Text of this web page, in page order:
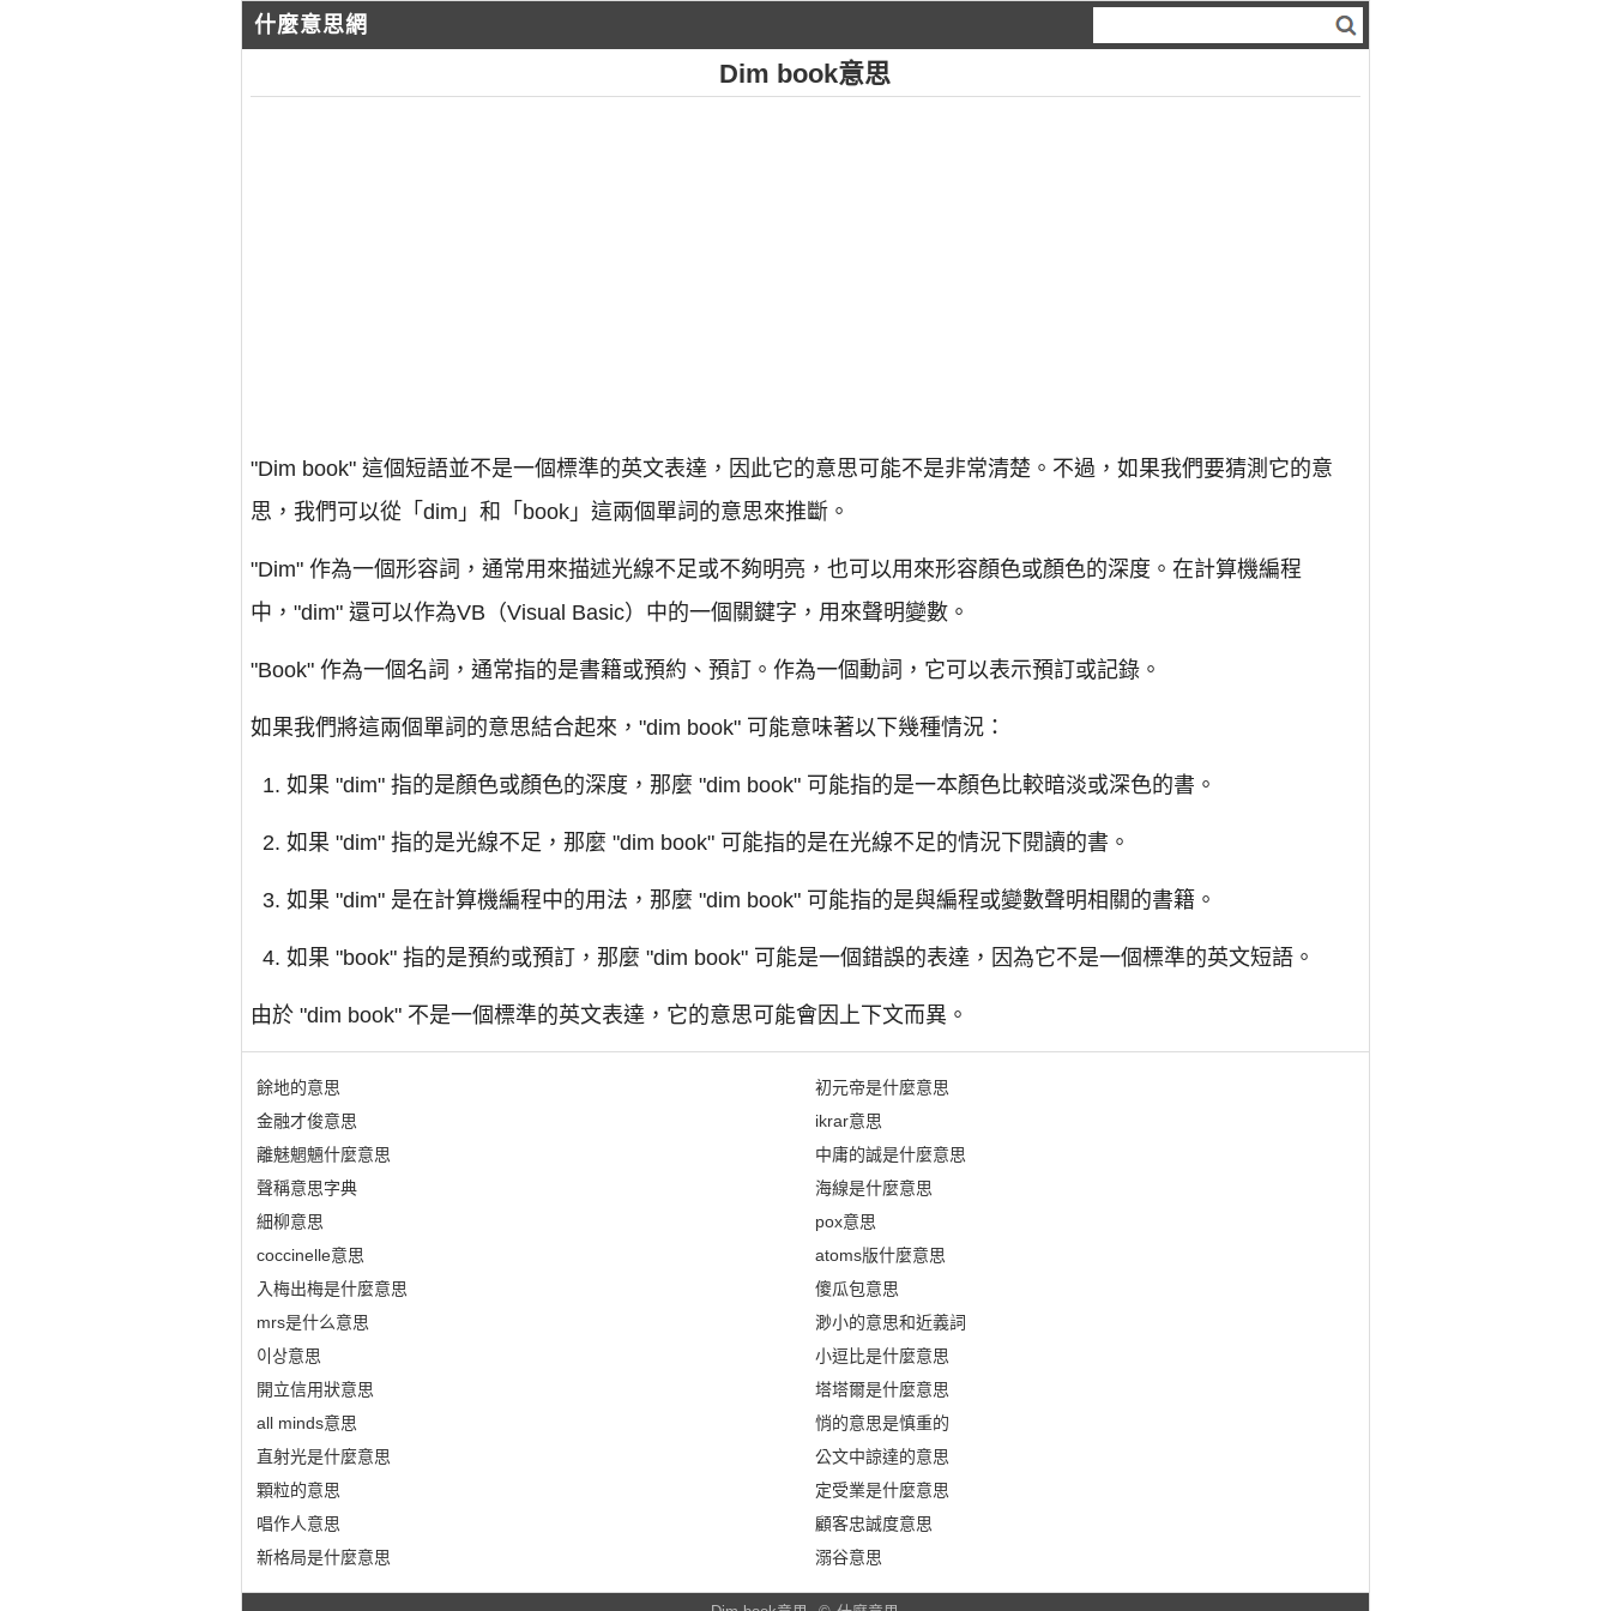
什麼意思網
Dim book意思
"Dim book" 這個短語並不是一個標準的英文表達，因此它的意思可能不是非常清楚。不過，如果我們要猜測它的意
思，我們可以從「dim」和「book」這兩個單詞的意思來推斷。
"Dim" 作為一個形容詞，通常用來描述光線不足或不夠明亮，也可以用來形容顏色或顏色的深度。在計算機編程
中，"dim" 還可以作為VB（Visual Basic）中的一個關鍵字，用來聲明變數。
"Book" 作為一個名詞，通常指的是書籍或預約、預訂。作為一個動詞，它可以表示預訂或記錄。
如果我們將這兩個單詞的意思結合起來，"dim book" 可能意味著以下幾種情況：
如果 "dim" 指的是顏色或顏色的深度，那麼 "dim book" 可能指的是一本顏色比較暗淡或深色的書。
如果 "dim" 指的是光線不足，那麼 "dim book" 可能指的是在光線不足的情況下閱讀的書。
如果 "dim" 是在計算機編程中的用法，那麼 "dim book" 可能指的是與編程或變數聲明相關的書籍。
如果 "book" 指的是預約或預訂，那麼 "dim book" 可能是一個錯誤的表達，因為它不是一個標準的英文短語。
由於 "dim book" 不是一個標準的英文表達，它的意思可能會因上下文而異。
餘地的意思
金融才俊意思
離魅魍魎什麼意思
聲稱意思字典
細柳意思
coccinelle意思
入梅出梅是什麼意思
mrs是什么意思
이상意思
開立信用狀意思
all minds意思
直射光是什麼意思
顆粒的意思
唱作人意思
新格局是什麼意思
初元帝是什麼意思
ikrar意思
中庸的誠是什麼意思
海線是什麼意思
pox意思
atoms版什麼意思
傻瓜包意思
渺小的意思和近義詞
小逗比是什麼意思
塔塔爾是什麼意思
悄的意思是慎重的
公文中諒達的意思
定受業是什麼意思
顧客忠誠度意思
溺谷意思